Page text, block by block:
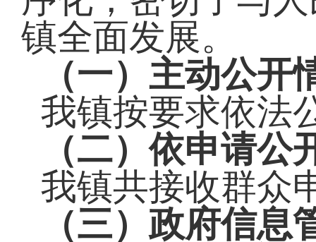
镇全面发展。
（一） 主动公开
我镇按要求依法
（二）依申请公
我镇共接收群众
（三）政府信息